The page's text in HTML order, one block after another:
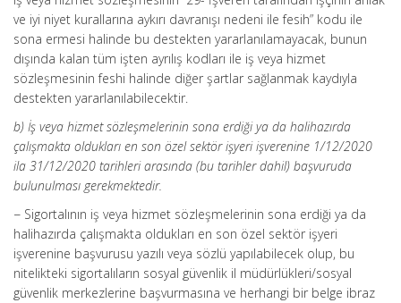
ve iyi niyet kurallarına aykırı davranışı nedeni ile fesih” kodu ile
sona ermesi halinde bu destekten yararlanılamayacak, bunun
dışında kalan tüm işten ayrılış kodları ile iş veya hizmet
sözleşmesinin feshi halinde diğer şartlar sağlanmak kaydıyla
destekten yararlanılabilecektir.
b) İş veya hizmet sözleşmelerinin sona erdiği ya da halihazırda
çalışmakta oldukları en son özel sektör işyeri işverenine 1/12/2020
ila 31/12/2020 tarihleri arasında (bu tarihler dahil) başvuruda
bulunulması gerekmektedir.
− Sigortalının iş veya hizmet sözleşmelerinin sona erdiği ya da
halihazırda çalışmakta oldukları en son özel sektör işyeri
işverenine başvurusu yazılı veya sözlü yapılabilecek olup, bu
nitelikteki sigortalıların sosyal güvenlik il müdürlükleri/sosyal
güvenlik merkezlerine başvurmasına ve herhangi bir belge ibraz